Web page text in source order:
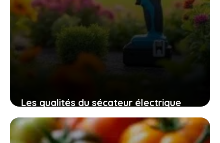
Les qualités du sécateur électrique
swansoft pru28 pour un jardinage
efficace, sûr et sans fatigue